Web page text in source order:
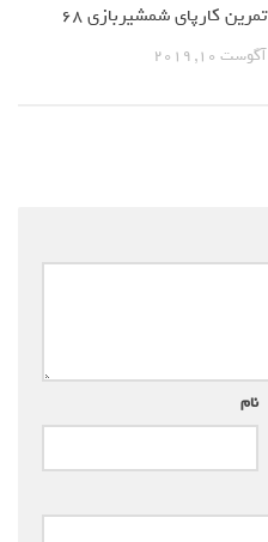
تمرین کارپای شمشیربازی 68
آگوست 10, 2019
نام